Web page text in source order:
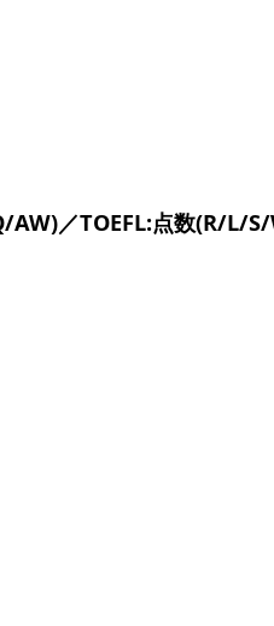
AW)／TOEFL:点数(R/L/